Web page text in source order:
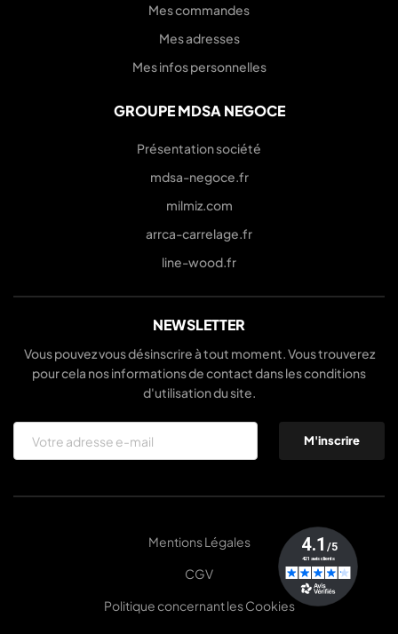
Mes commandes
Mes adresses
Mes infos personnelles
GROUPE MDSA NEGOCE
Présentation société
mdsa-negoce.fr
milmiz.com
arrca-carrelage.fr
line-wood.fr
NEWSLETTER
Vous pouvez vous désinscrire à tout moment. Vous trouverez
pour cela nos informations de contact dans les conditions
d'utilisation du site.
Mentions Légales
CGV
Politique concernant les Cookies